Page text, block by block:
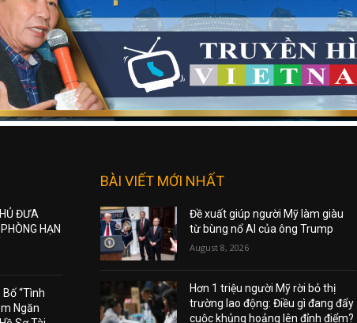
ĐƯA
HẠN
“Tình
Ngăn
BÀI VIẾT MỚI NHẤT
Đề xuất giúp người Mỹ làm giàu
từ bùng nổ AI của ông Trump
August 8, 2026
Hơn 1 triệu người Mỹ rời bỏ thị
trường lao động: Điều gì đang đẩy
cuộc khủng hoảng lên đỉnh điểm?